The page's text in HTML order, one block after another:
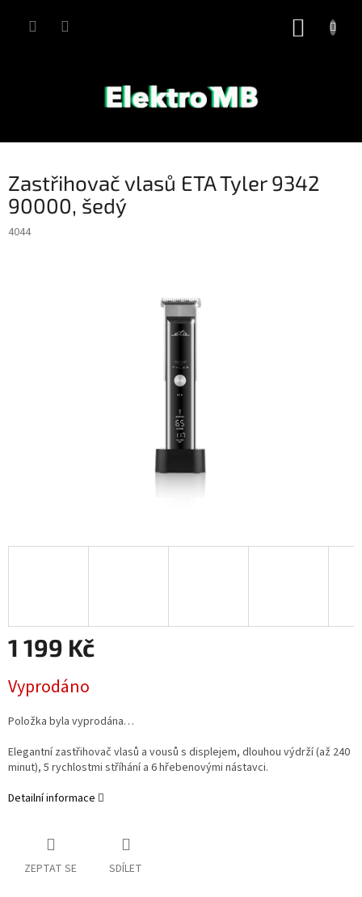
Zastřihovač vlasů ETA Tyler 9342
90000, šedý
4044
1 199 Kč
cena:
Vyprodáno
Položka byla vyprodána…
Elegantní zastřihovač vlasů a vousů s displejem, dlouhou výdrží (až 240
minut), 5 rychlostmi stříhání a 6 hřebenovými nástavci.
Detailní informace
ZEPTAT SE SDÍLET